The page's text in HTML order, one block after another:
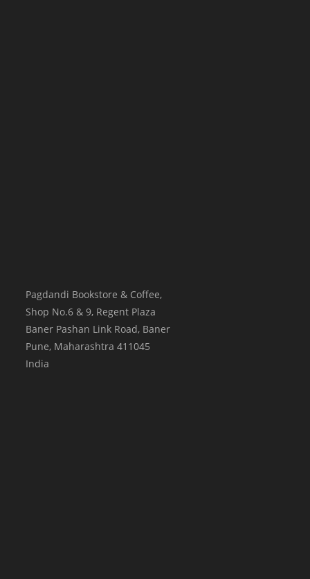
Pagdandi Bookstore & Coffee,
Shop No.6 & 9, Regent Plaza
Baner Pashan Link Road, Baner
Pune, Maharashtra 411045
India